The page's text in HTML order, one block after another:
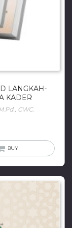
LANGKAH-
KADER
CWC.
BUY